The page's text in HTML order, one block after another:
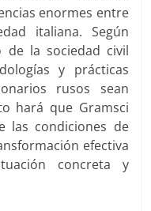
enormes entre
italiana. Según
de la sociedad civil
y prácticas
rusos sean
hará que Gramsci
las condiciones de
efectiva
concreta y